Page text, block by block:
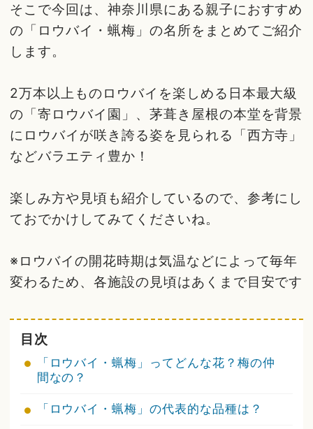
そこで今回は、神奈川県にある親子におすすめ
の「ロウバイ・蝋梅」の名所をまとめてご紹介
します。
2万本以上ものロウバイを楽しめる日本最大級
の「寄ロウバイ園」、茅葺き屋根の本堂を背景
にロウバイが咲き誇る姿を見られる「西方寺」
などバラエティ豊か！
楽しみ方や見頃も紹介しているので、参考にし
ておでかけしてみてくださいね。
※ロウバイの開花時期は気温などによって毎年
変わるため、各施設の見頃はあくまで目安です
目次
「ロウバイ・蝋梅」ってどんな花？梅の仲
間なの？
「ロウバイ・蝋梅」の代表的な品種は？